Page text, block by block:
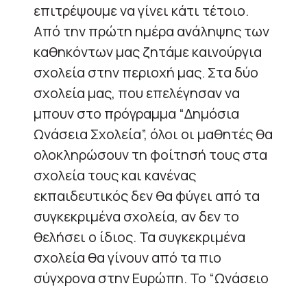
επιτρέψουμε να γίνει κάτι τέτοιο.
Από την πρώτη ημέρα ανάληψης των
καθηκόντων μας ζητάμε καινούργια
σχολεία στην περιοχή μας. Στα δύο
σχολεία μας, που επελέγησαν να
μπουν στο πρόγραμμα “Δημόσια
Ωνάσεια Σχολεία”, όλοι οι μαθητές θα
ολοκληρώσουν τη φοίτησή τους στα
σχολεία τους και κανένας
εκπαιδευτικός δεν θα φύγει από τα
συγκεκριμένα σχολεία, αν δεν το
θελήσει ο ίδιος. Τα συγκεκριμένα
σχολεία θα γίνουν από τα πιο
σύγχρονα στην Ευρώπη. Το “Ωνάσειο